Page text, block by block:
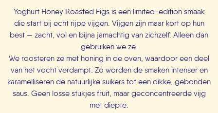
Yoghurt Honey Roasted Figs is een limited-edition smaak
die start bij echt rijpe vijgen. Vijgen zijn maar kort op hun
best — zacht, vol en bijna jamachtig van zichzelf. Alleen dan
gebruiken we ze.
We roosteren ze met honing in de oven, waardoor een deel
van het vocht verdampt. Zo worden de smaken intenser en
karamelliseren de natuurlijke suikers tot een dikke, gebonden
saus. Geen losse stukjes fruit, maar geconcentreerde vijg
met diepte.